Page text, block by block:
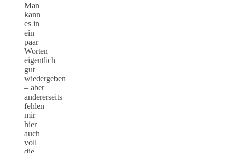
Man
kann
es in
ein
paar
Worten
eigentlich
gut
wiedergeben
– aber
andererseits
fehlen
mir
hier
auch
voll